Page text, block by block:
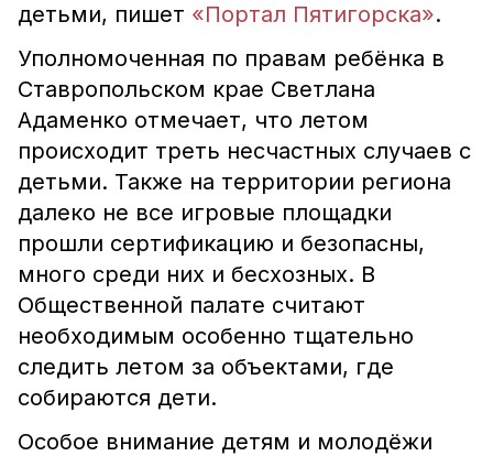
детьми, пишет «Портал Пятигорска».
Уполномоченная по правам ребёнка в
Ставропольском крае Светлана
Адаменко отмечает, что летом
происходит треть несчастных случаев с
детьми. Также на территории региона
далеко не все игровые площадки
прошли сертификацию и безопасны,
много среди них и бесхозных. В
Общественной палате считают
необходимым особенно тщательно
следить летом за объектами, где
собираются дети.
Особое внимание детям и молодёжи